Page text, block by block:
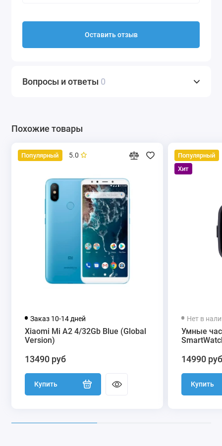
Оставить отзыв
Вопросы и ответы 0
Похожие товары
Популярный 5.0
Заказ 10-14 дней
Xiaomi Mi A2 4/32Gb Blue (Global
Version)
13490 руб
Купить
Популярный
Хит
Нет в
Умные
14990 руб
Купить